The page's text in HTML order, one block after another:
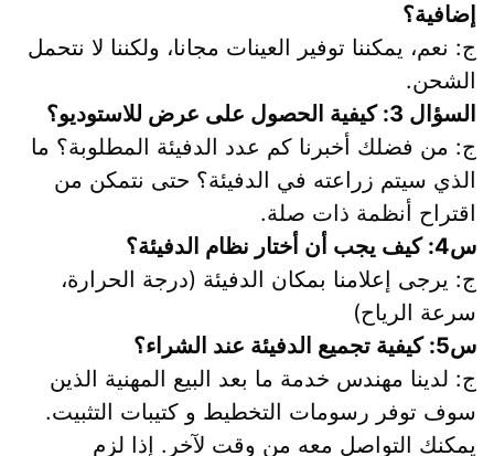
إضافية؟
الشحن.
السؤال 3: كيفية الحصول على عرض للاستوديو؟
اقتراح أنظمة ذات صلة.
س4: كيف يجب أن أختار نظام الدفيئة؟
سرعة الرياح)
س5: كيفية تجميع الدفيئة عند الشراء؟